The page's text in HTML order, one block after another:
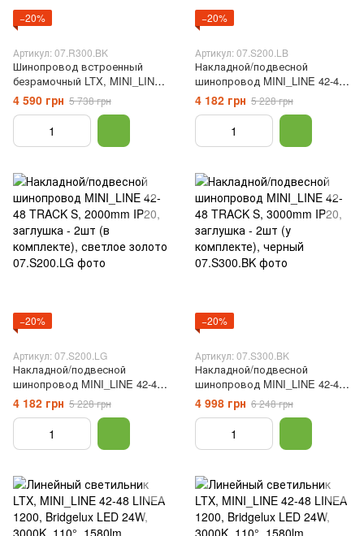
−20%
Артикул: 07.R300.BK
Шинопровод встроенный
безрамочный LTX, MINI_LINE
42-48 TRACK R, 3000mm IP20,
заглушка - 2шт (в комплекте),
4 590 грн 5 738 грн
−20%
Артикул: 07.S200.LB
Накладной/подвесной
шинопровод MINI_LINE 42-48
TRACK S, 2000mm IP20,
заглушка - 2шт (в комплекте),
светлая латунь
4 182 грн 5 228 грн
−20%
Артикул: 07.S200.LG
Накладной/подвесной
шинопровод MINI_LINE 42-48
TRACK S, 2000mm IP20,
заглушка - 2шт (в комплекте),
светлое золото
4 182 грн 5 228 грн
−20%
Артикул: 07.S300.BK
Накладной/подвесной
шинопровод MINI_LINE 42-48
TRACK S, 3000mm IP20,
заглушка - 2шт (у комплекте),
4 998 грн 6 248 грн